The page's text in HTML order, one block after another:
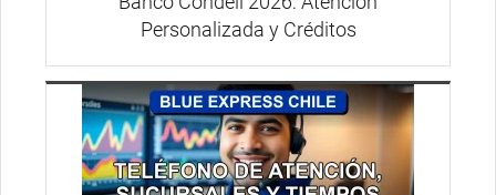
Personalizada y Créditos